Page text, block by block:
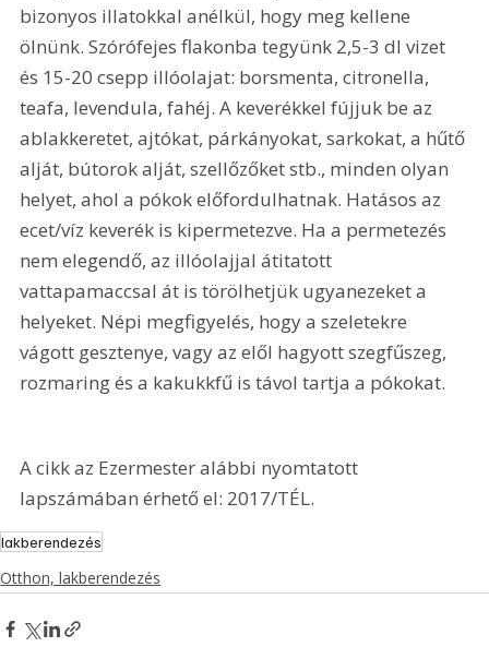
bizonyos illatokkal anélkül, hogy meg kellene
ölnünk. Szórófejes flakonba tegyünk 2,5-3 dl vizet
és 15-20 csepp illóolajat: borsmenta, citronella,
teafa, levendula, fahéj. A keverékkel fújjuk be az
ablakkeretet, ajtókat, párkányokat, sarkokat, a hűtő
alját, bútorok alját, szellőzőket stb., minden olyan
helyet, ahol a pókok előfordulhatnak. Hatásos az
ecet/víz keverék is kipermetezve. Ha a permetezés
nem elegendő, az illóolajjal átitatott
vattapamaccsal át is törölhetjük ugyanezeket a
helyeket. Népi megfigyelés, hogy a szeletekre
vágott gesztenye, vagy az elől hagyott szegfűszeg,
rozmaring és a kakukkfű is távol tartja a pókokat.
A cikk az Ezermester alábbi nyomtatott
lapszámában érhető el: 2017/TÉL.
lakberendezés
Otthon, lakberendezés